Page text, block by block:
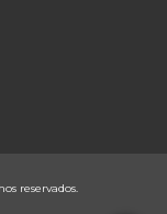
reservados.